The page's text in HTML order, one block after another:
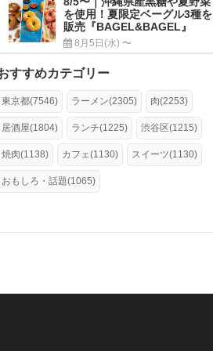
を使用！夏限定ベーグル3種を
販売『BAGEL&BAGEL』
8月5日(水) 〜
すすめカテゴリー
東京都(7546) ラーメン(2305) 肉(2253)
居酒屋(1804) ランチ(1225) 渋谷区(1215)
焼肉(1138) カフェ(1130) スイーツ(1130)
おもしろ・話題(1065)